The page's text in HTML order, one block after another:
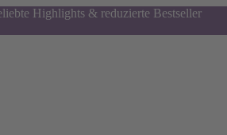
Highlights & reduzierte Bestseller